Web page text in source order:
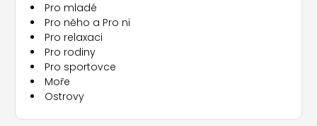
Pro mladé
Pro něho a Pro ni
Pro relaxaci
Pro rodiny
Pro sportovce
Moře
Ostrovy